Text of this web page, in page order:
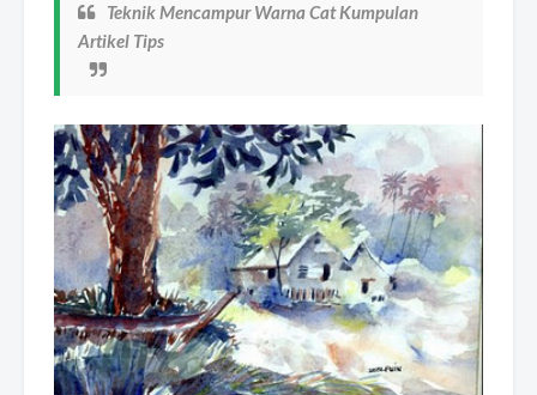
Teknik Mencampur Warna Cat Kumpulan
Artikel Tips